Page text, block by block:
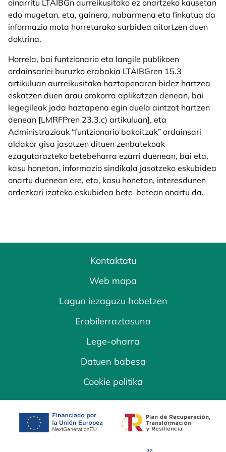
oinarritu LTAIBGn aurreikusitako ez onartzeko kausetan
edo mugetan, eta, gainera, nabarmena eta finkatua da
informazio mota horretarako sarbidea aitortzen duen
doktrina.
Horrela, bai funtzionario eta langile publikoen
ordainsariei buruzko erabakia LTAIBGren 15.3
artikuluan aurreikusitako haztapenaren bidez hartzea
eskatzen duen arau orokorra aplikatzen denean, bai
legegileak jada haztapena egin duela aintzat hartzen
denean [LMRFPren 23.3.c) artikuluan], eta
Administrazioak “funtzionario bakoitzak” ordainsari
aldakor gisa jasotzen dituen zenbatekoak
ezagutarazteko betebeharra ezarri duenean, bai eta,
kasu honetan, informazio sindikala jasotzeko eskubidea
onartu duenean ere, eta, kasu honetan, interesdunen
ordezkari izateko eskubidea bete-betean onartu da.
Kontaktatu
Web mapa
Lagun iezaguzu hobetzen
Erabilerraztasuna
Lege-oharra
Datuen babesa
Cookie politika
opens in a new tab opens in a new